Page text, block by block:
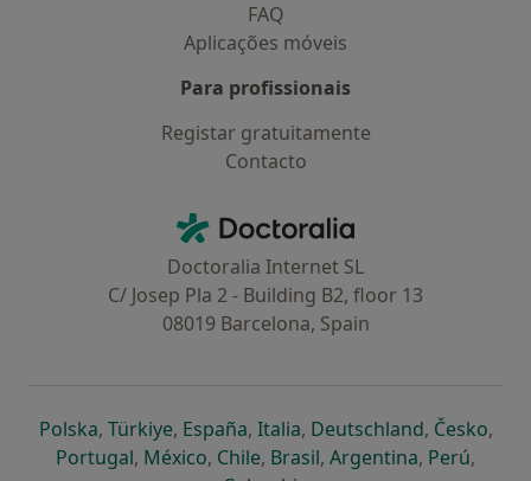
FAQ
Aplicações móveis
Para profissionais
Registar gratuitamente
Contacto
Doctoralia - Homepage
Doctoralia Internet SL
C/ Josep Pla 2 - Building B2, floor 13
08019 Barcelona, Spain
Polskaabre num novo separador
, Türkiyeabre num novo separador
, Españaabre num novo separador
, Italiaabre num novo
, Deutschlandabre num
, Česko,
Portugalabre num novo separador
, Méxicoabre num novo separador
, Chileabre num novo separador
, Brasilabre num novo
, Argentinaabre num
, Perúabre
,